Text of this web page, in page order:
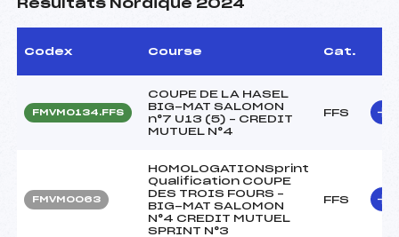
Résultats Nordique 2024
Codex Course Cat.
FMVM0134.FFS
COUPE DE LA HASEL
BIG-MAT SALOMON
n°7 U13 (5) – CREDIT
MUTUEL N°4
FFS
FMVM0063
HOMOLOGATIONSprint
Qualification COUPE
DES TROIS FOURS –
BIG-MAT SALOMON
N°4 CREDIT MUTUEL
SPRINT N°3
FFS